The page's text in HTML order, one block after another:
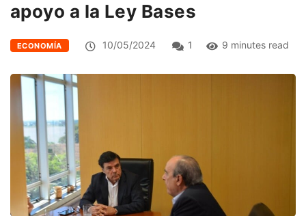
apoyo a la Ley Bases
ECONOMÍA 10/05/2024 1 9 minutes read